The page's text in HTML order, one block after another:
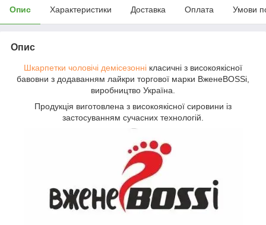
Опис Характеристики Доставка Оплата Умови
Опис
Шкарпетки чоловічі демісезонні класичні з високоякісної
бавовни з додаванням лайкри торгової марки ВженеBOSSі,
виробництво Україна.
Продукція виготовлена з високоякісної сировини із
застосуванням сучасних технологій.